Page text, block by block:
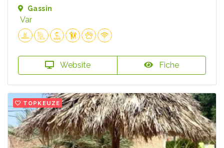
Gassin
Var
Website Fiche
TOPKEUZE